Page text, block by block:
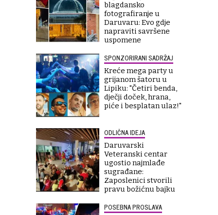
blagdansko
fotografiranje u
Daruvaru: Evo gdje
napraviti savršene
uspomene
SPONZORIRANI SADRŽAJ
Kreće mega party u
grijanom šatoru u
Lipiku: "Četiri benda,
dječji doček, hrana,
piće i besplatan ulaz!"
ODLIČNA IDEJA
Daruvarski
Veteranski centar
ugostio najmlađe
sugrađane:
Zaposlenici stvorili
pravu božićnu bajku
POSEBNA PROSLAVA